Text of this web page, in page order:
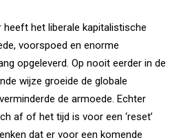
heeft het liberale kapitalistische
voorspoed en enorme
opgeleverd. Op nooit eerder in de
wijze groeide de globale
de armoede. Echter
af of het tijd is voor een ‘reset’
dat er voor een komende